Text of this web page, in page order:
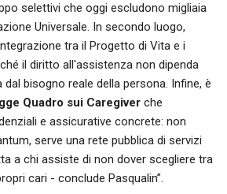
selettivi che oggi escludono migliaia
Universale. In secondo luogo,
tra il Progetto di Vita e i
il diritto all'assistenza non dipenda
bisogno reale della persona. Infine, è
Quadro sui Caregiver che
e assicurative concrete: non
serve una rete pubblica di servizi
a chi assiste di non dover scegliere tra
cari - conclude Pasqualin”.